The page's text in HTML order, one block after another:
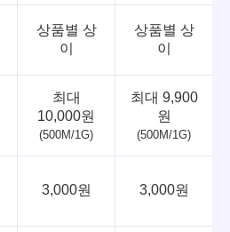
상품별 상
이
상품별 상
이
최대
10,000원
(500M/1G)
최대 9,900
원
(500M/1G)
3,000원 3,000원